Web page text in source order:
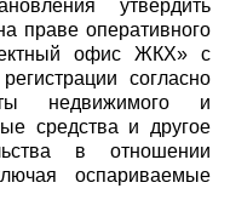
утвердить
праве оперативного
офис ЖКХ» с
согласно
недвижимого и
средства и другое
в отношении
оспариваемые